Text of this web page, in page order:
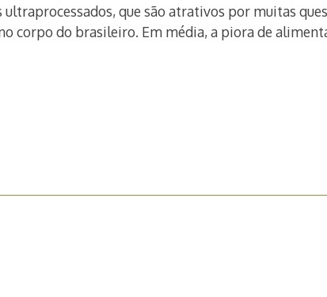
que são atrativos por muitas
corpo do brasileiro. Em média, a piora de